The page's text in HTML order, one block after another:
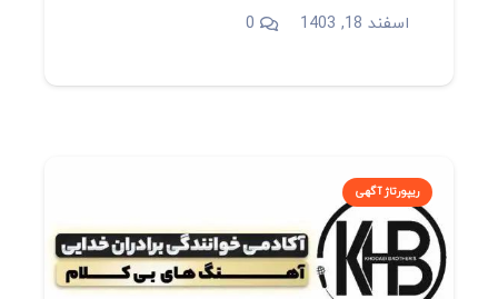
اسفند 18, 1403 0
ریپورتاژ آگهی